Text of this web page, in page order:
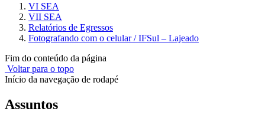
VI SEA
VII SEA
Relatórios de Egressos
Fotografando com o celular / IFSul – Lajeado
Fim do conteúdo da página
Voltar para o topo
Início da navegação de rodapé
Assuntos